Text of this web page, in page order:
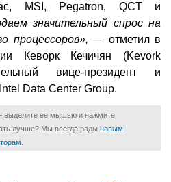
MSI, Pegatron, QCT и
значительный спрос на
процессоров», —отметил в
Кеворк Кечичян (Kevork
вице-президент и
Data Center Group.
выделите ее мышью и нажмите
лучше? Мы всегда рады новым